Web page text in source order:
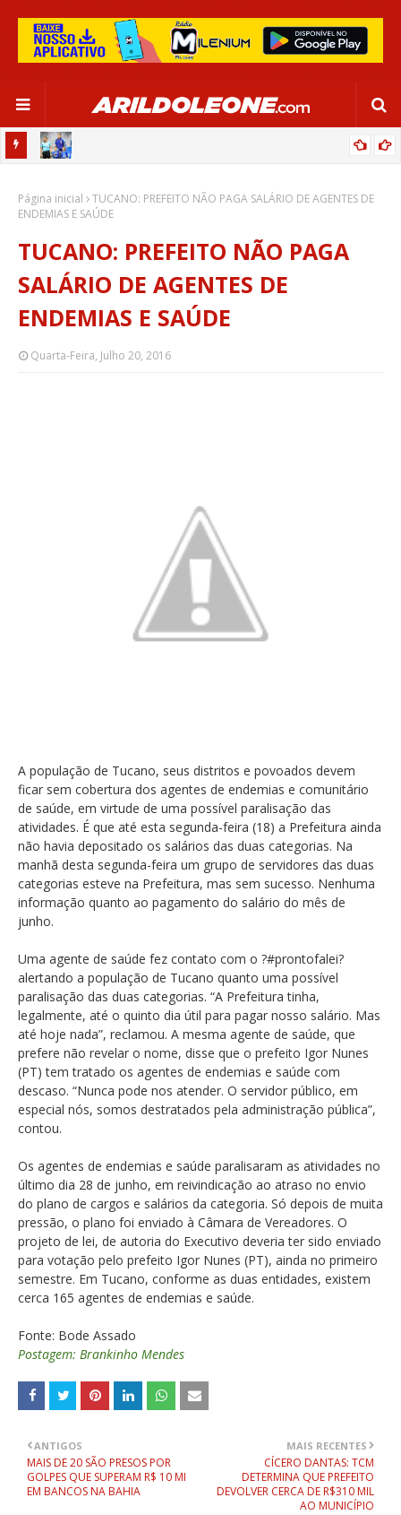
SALVADOR
Página inicial
TUCANO: PREFEITO NÃO PAGA SALÁRIO DE AGENTES DE
ENDEMIAS E SAÚDE
TUCANO: PREFEITO NÃO PAGA
SALÁRIO DE AGENTES DE
ENDEMIAS E SAÚDE
Quarta-Feira, Julho 20, 2016
A população de Tucano, seus distritos e povoados devem
ficar sem cobertura dos agentes de endemias e comunitário
de saúde, em virtude de uma possível paralisação das
atividades. É que até esta segunda-feira (18) a Prefeitura ainda
não havia depositado os salários das duas categorias. Na
manhã desta segunda-feira um grupo de servidores das duas
categorias esteve na Prefeitura, mas sem sucesso. Nenhuma
informação quanto ao pagamento do salário do mês de
junho.
Uma agente de saúde fez contato com o ?#‎prontofalei?
alertando a população de Tucano quanto uma possível
paralisação das duas categorias. “A Prefeitura tinha,
legalmente, até o quinto dia útil para pagar nosso salário. Mas
até hoje nada”, reclamou. A mesma agente de saúde, que
prefere não revelar o nome, disse que o prefeito Igor Nunes
(PT) tem tratado os agentes de endemias e saúde com
descaso. “Nunca pode nos atender. O servidor público, em
especial nós, somos destratados pela administração pública”,
contou.
Os agentes de endemias e saúde paralisaram as atividades no
último dia 28 de junho, em reivindicação ao atraso no envio
do plano de cargos e salários da categoria. Só depois de muita
pressão, o plano foi enviado à Câmara de Vereadores. O
projeto de lei, de autoria do Executivo deveria ter sido enviado
para votação pelo prefeito Igor Nunes (PT), ainda no primeiro
semestre. Em Tucano, conforme as duas entidades, existem
cerca 165 agentes de endemias e saúde.
Fonte: Bode Assado
Postagem: Brankinho Mendes
MAIS RECENTES
CÍCERO DANTAS: TCM
DETERMINA QUE PREFEITO
DEVOLVER CERCA DE R$310 MIL
AO MUNICÍPIO
ANTIGOS
MAIS DE 20 SÃO PRESOS POR
GOLPES QUE SUPERAM R$ 10 MI
EM BANCOS NA BAHIA